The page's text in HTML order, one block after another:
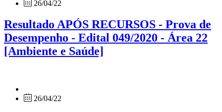
26/04/22
Resultado APÓS RECURSOS - Prova de
Desempenho - Edital 049/2020 - Área 22
[Ambiente e Saúde]
26/04/22